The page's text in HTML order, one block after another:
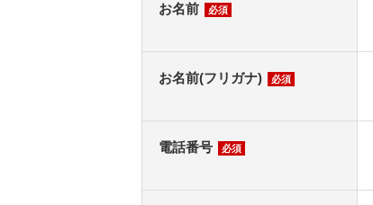
お名前 必須
お名前(フリガナ) 必須
電話番号 必須